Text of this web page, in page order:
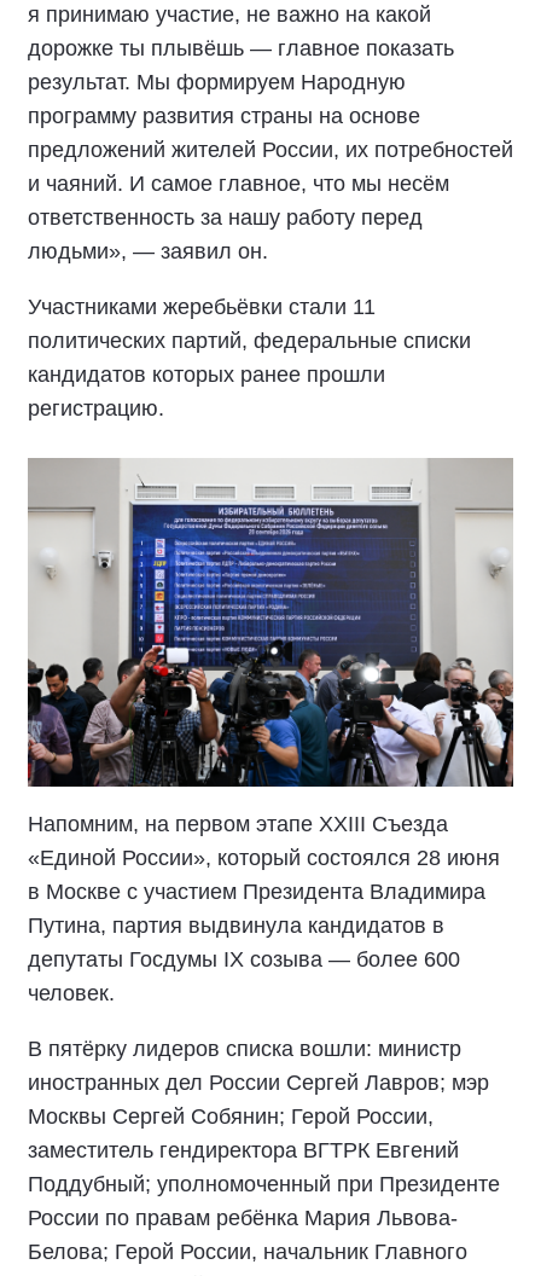
я принимаю участие, не важно на какой
дорожке ты плывёшь — главное показать
результат. Мы формируем Народную
программу развития страны на основе
предложений жителей России, их потребностей
и чаяний. И самое главное, что мы несём
ответственность за нашу работу перед
людьми», — заявил он.
Участниками жеребьёвки стали 11
политических партий, федеральные списки
кандидатов которых ранее прошли
регистрацию.
Напомним, на первом этапе XXIII Съезда
«Единой России», который состоялся 28 июня
в Москве с участием Президента Владимира
Путина, партия выдвинула кандидатов в
депутаты Госдумы IX созыва — более 600
человек.
В пятёрку лидеров списка вошли: министр
иностранных дел России Сергей Лавров; мэр
Москвы Сергей Собянин; Герой России,
заместитель гендиректора ВГТРК Евгений
Поддубный; уполномоченный при Президенте
России по правам ребёнка Мария Львова-
Белова; Герой России, начальник Главного